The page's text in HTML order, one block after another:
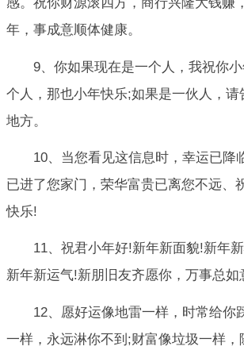
年，事成意顺体健康。
9、你如果现在是一个人，我祝你
个人，那也小年快乐;如果是一伙人，请
地方。
10、当您看见这信息时，幸运已降
已进了您家门，荣华富贵已离您不远、
快乐!
11、祝君小年好!新年新面貌!新年
新年新运气!新朋旧友齐愿你，万事总如
12、愿好运像地雷一样，时常给你
一样，永远淋你不到;财富像垃圾一样